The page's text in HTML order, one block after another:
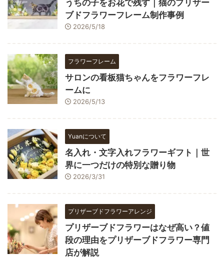
うちの子をお花で残す｜猫のプリザー
ブドフラワーフレーム制作事例
2026/5/18
フラワーフレーム
サロンの看板猫ちゃんをフラワーフレ
ームに
2026/5/13
Yuanについて
名入れ・文字入れフラワーギフト｜世
界に一つだけの特別な贈り物
2026/3/31
プリザーブドフラワーアレンジ
プリザーブドフラワーはなぜ高い？値
段の理由をプリザーブドフラワー専門
店が解説